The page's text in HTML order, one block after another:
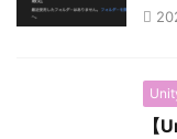
【